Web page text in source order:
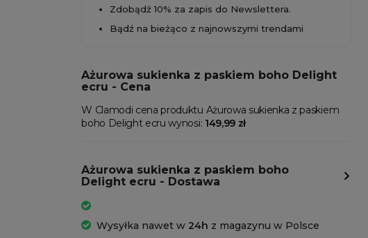
Zdobądź 10% za zapis do Newslettera.
Bądź na bieżąco z najnowszymi trendami
Ażurowa sukienka z paskiem boho Delight
ecru - Cena
W Clamodi cena produktu Ażurowa sukienka z paskiem
boho Delight ecru wynosi: 149,99 zł
Ażurowa sukienka z paskiem boho
Delight ecru - Dostawa
Wysyłka nawet w 24h z magazynu w Polsce